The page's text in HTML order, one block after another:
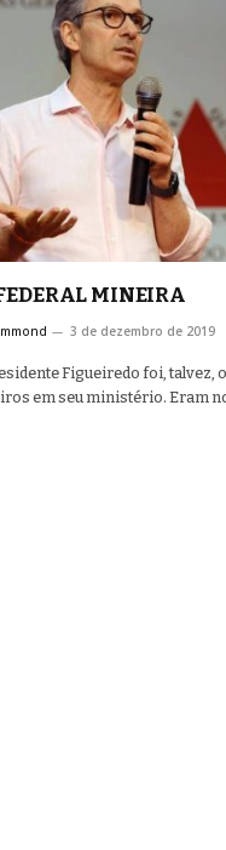
MINEIRA
3 de dezembro de 2019
Figueiredo foi, talvez,
em seu ministério. Eram